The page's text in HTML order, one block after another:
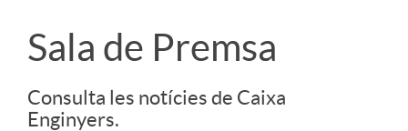
S
Sala de Premsa
Consulta les notícies de Caixa
Enginyers.